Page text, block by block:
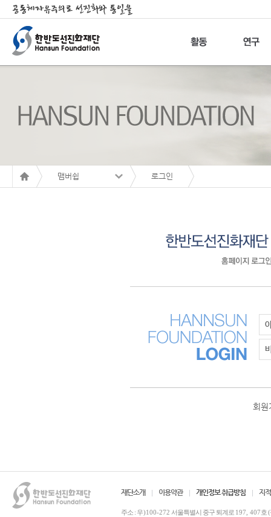
맴버쉽 로그인
회원
재단소개 이용약관 개인정보 취급방침 지
주소 : 우)100-272 서울특별시 중구 퇴계로 197, 407호